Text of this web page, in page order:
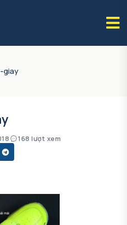
giay
168 lượt xem